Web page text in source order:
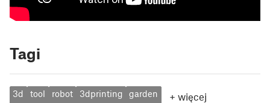
Tagi
3d tool robot 3dprinting garden + więcej